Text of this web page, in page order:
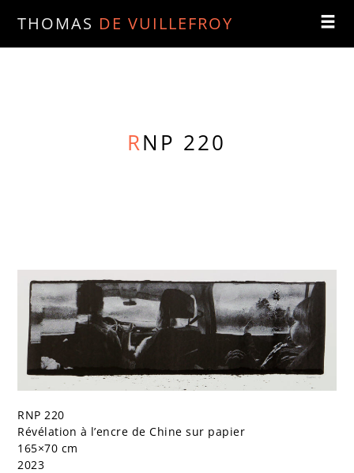
THOMAS DE VUILLEFROY
RNP 220
RNP 220
Révélation à l’encre de Chine sur papier
165×70 cm
2023